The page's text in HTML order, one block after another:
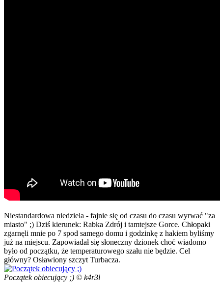
Niestandardowa niedziela - fajnie się od czasu do czasu wyrwać "za
miasto" ;) Dziś kierunek: Rabka Zdrój i tamtejsze Gorce. Chłopaki
zgarnęli mnie po 7 spod samego domu i godzinkę z hakiem byliśmy
już na miejscu. Zapowiadał się słoneczny dzionek choć wiadomo
było od początku, że temperaturowego szału nie będzie. Cel
główny? Osławiony szczyt Turbacza.
Początek obiecujący ;) © k4r3l